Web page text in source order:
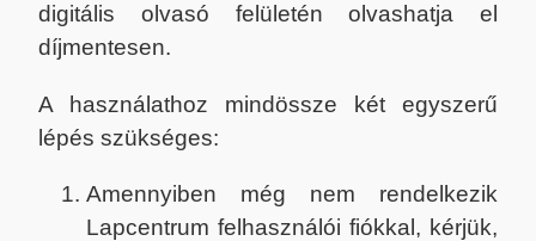
digitális olvasó felületén olvashatja el
díjmentesen.
A használathoz mindössze két egyszerű
lépés szükséges:
Amennyiben még nem rendelkezik
Lapcentrum felhasználói fiókkal, kérjük,